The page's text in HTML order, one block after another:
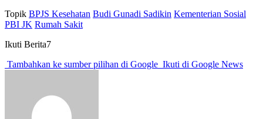
Topik BPJS Kesehatan Budi Gunadi Sadikin Kementerian Sosial
PBI JK Rumah Sakit
Ikuti Berita7
Tambahkan ke sumber pilihan di Google Ikuti di Google News